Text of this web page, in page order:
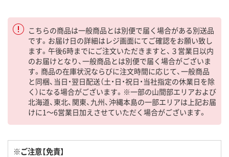
こちらの商品は一般商品とは別便で届く場合がある別送品
です。お届け日の詳細はレジ画面にてご確認をお願い致し
ます。午後6時までにご注文いただきますと、３営業日以内
のお届けとなり、一般商品とは別便で届く場合がございま
す。商品の在庫状況ならびに注文時間に応じて、一般商品
と同梱、当日・翌日配送（土・日・祝日・当社指定の休業日を除
く）になる場合がございます。※一部の山間部エリアおよび
北海道、東北、関東、九州、沖縄本島の一部エリアは上記お届
けに1～6営業日加えさせていただく場合がございます。
※ご注意【免責】